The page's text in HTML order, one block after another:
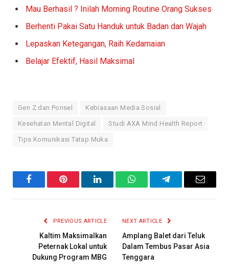
Mau Berhasil ? Inilah Morning Routine Orang Sukses
Berhenti Pakai Satu Handuk untuk Badan dan Wajah
Lepaskan Ketegangan, Raih Kedamaian
Belajar Efektif, Hasil Maksimal
Gen Z dan Ponsel Kebiasaan Media Sosial
Kesehatan Mental Digital Studi AXA Mind Health Report
Tips Komunikasi Tatap Muka
FacebookPinterest LinkedInWhatsAppTelegramEmail
PREVIOUS ARTICLE
Kaltim Maksimalkan
Peternak Lokal untuk
Dukung Program MBG
NEXT ARTICLE
Amplang Balet dari Teluk
Dalam Tembus Pasar Asia
Tenggara